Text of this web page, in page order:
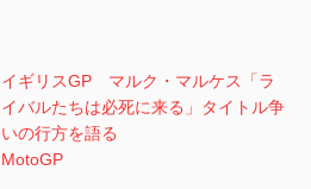
イギリスGP マルク・マルケス「ラ
イバルたちは必死に来る」タイトル争
いの行方を語る
MotoGP